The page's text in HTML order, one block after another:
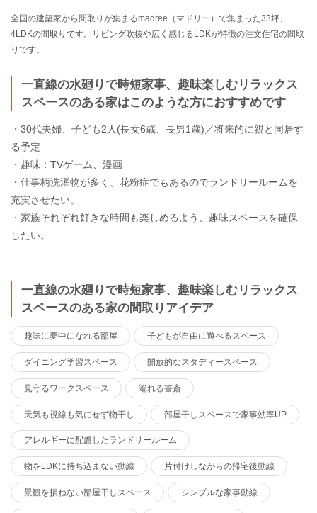
全国の建築家から間取りが集まるmadree（マドリー）で集まった33坪、
4LDKの間取りです。リビング吹抜や広く感じるLDKが特徴の注文住宅の間取
りです。
一直線の水廻りで時短家事、趣味楽しむリラックス
スペースのある家はこのような方におすすめです
・30代夫婦、子ども2人(長女6歳、長男1歳)／将来的に親と同居す
る予定
・趣味：TVゲーム、漫画
・仕事柄洗濯物が多く、花粉症でもあるのでランドリールームを
充実させたい。
・家族それぞれ好きな時間も楽しめるよう、趣味スペースを確保
したい。
一直線の水廻りで時短家事、趣味楽しむリラックス
スペースのある家の間取りアイデア
趣味に夢中になれる部屋 子どもが自由に遊べるスペース
ダイニング学習スペース 開放的なスタディースペース
見守るワークスペース 篭れる書斎
天気も視線も気にせず物干し 部屋干しスペースで家事効率UP
アレルギーに配慮したランドリールーム
物をLDKに持ち込まない動線 片付けしながらの帰宅後動線
景観を損ねない部屋干しスペース シンプルな家事動線